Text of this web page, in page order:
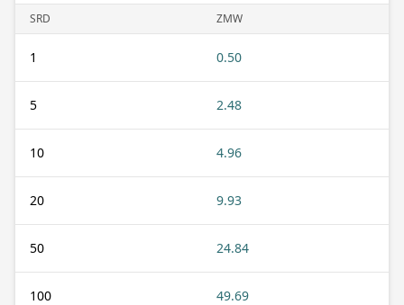
SRD ZMW
1 0.50
5 2.48
10 4.96
20 9.93
50 24.84
100 49.69